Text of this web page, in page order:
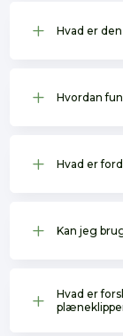
L Hvad er
L Hvordan
L Hvad er
L Kan jeg
L
Hvad er